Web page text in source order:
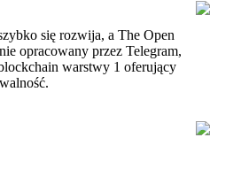
się rozwija, a The Open
opracowany przez Telegram,
warstwy 1 oferujący